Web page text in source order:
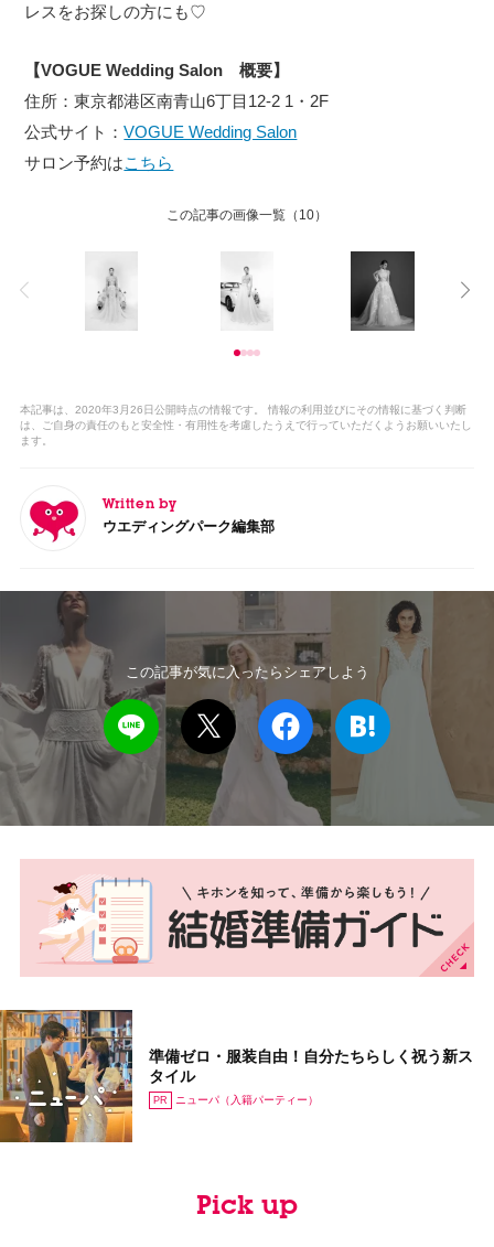
レスをお探しの方にも♡
【VOGUE Wedding Salon 概要】
住所：東京都港区南青山6丁目12-2 1・2F
公式サイト：VOGUE Wedding Salon
サロン予約はこちら
この記事の画像一覧 （10）
本記事は、2020年3月26日公開時点の情報です。 情報の利用並びにその情報に基づく判断
は、ご自身の責任のもと安全性・有用性を考慮したうえで行っていただくようお願いいたし
ます。
Written by
ウエディングパーク編集部
この記事が気に入ったらシェアしよう
準備ゼロ・服装自由！自分たちらしく祝う新ス
タイル
ニューパ（入籍パーティー）
Pick up